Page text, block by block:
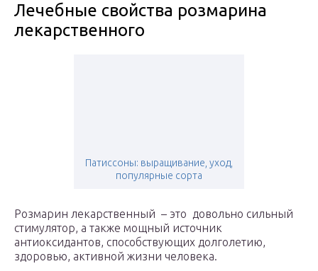
Лечебные свойства розмарина
лекарственного
Патиссоны: выращивание, уход,
популярные сорта
Розмарин лекарственный – это довольно сильный
стимулятор, а также мощный источник
антиоксидантов, способствующих долголетию,
здоровью, активной жизни человека.